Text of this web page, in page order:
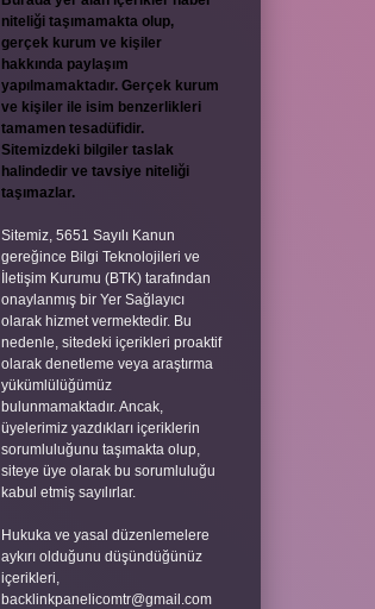
niteliği taşımamakta olup,
gerçek kurum ve kişiler
hakkında paylaşım
yapılmamaktadır. Gerçek kurum
ve kişiler ile isim benzerlikleri
tamamen tesadüfidir.
Sitemizdeki bilgiler taslak
halindedir ve tavsiye niteliği
taşımazlar.
Sitemiz, 5651 Sayılı Kanun
gereğince Bilgi Teknolojileri ve
İletişim Kurumu (BTK) tarafından
onaylanmış bir Yer Sağlayıcı
olarak hizmet vermektedir. Bu
nedenle, sitedeki içerikleri proaktif
olarak denetleme veya araştırma
yükümlülüğümüz
bulunmamaktadır. Ancak,
üyelerimiz yazdıkları içeriklerin
sorumluluğunu taşımakta olup,
siteye üye olarak bu sorumluluğu
kabul etmiş sayılırlar.
Hukuka ve yasal düzenlemelere
aykırı olduğunu düşündüğünüz
içerikleri,
backlinkpanelicomtr@gmail.com